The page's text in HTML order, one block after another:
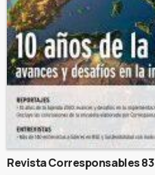
Revista Corresponsables 83